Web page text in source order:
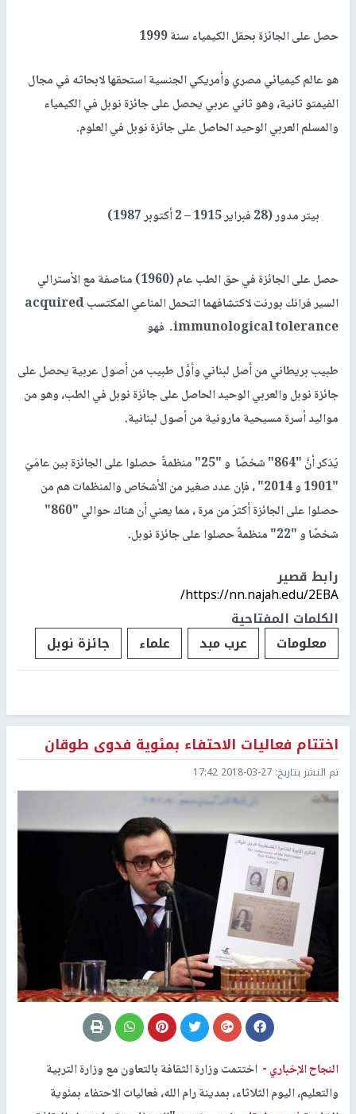
حصل على الجائزة بحقل الكيمياء سنة 1999
هو عالم كيميائي مصري وأمريكي الجنسية استحقها لابحاثه في مجال
الفيمتو ثانية، وهو ثاني عربي يحصل على جائزة نوبل في الكيمياء
والمسلم العربي الوحيد الحاصل على جائزة نوبل في العلوم.
بيتر مدور (28 فبراير 1915 – 2 أكتوبر 1987)
حصل على الجائزة في حق الطب عام (1960) مناصفة مع الأسترالي
السير فرانك بورنت لاكتشافهما التحمل المناعي المكتسبacquired
immunological tolerance. فهو
طبيب بريطاني من أصل لبناني وأوَّل طبيب من أصول عربية يحصل على
جائزة نوبل والعربي الوحيد الحاصل على جائزة نوبل في الطب، وهو من
مواليد أسرة مسيحية مارونية من أصول لبنانية.
يُذكر أنَّ
"864" شخصًا و "25" منظمةً حصلوا على الجائزة بين عامَيْ
"1901 و 2014" ، فإن عدد صغير من الأشخاص والمنظمات هم من
حصلوا على الجائزة أكثرَ من مرة ، مما يعني أن هناك حوالي "860"
شخصًا و "22" منظمةً حصلوا على جائزة نوبل.
رابط قصير
https://nn.najah.edu/2EBA/
الكلمات المفتاحية
معلومات
عرب مبد علماء جائزة نوبل
اختتام فعاليات الاحتفاء بمئوية فدوى طوقان
تم النشر بتاريخ: 2018-03-27 17:42
النجاح الإخباري - اختتمت وزارة الثقافة بالتعاون مع وزارة التربية
والتعليم، اليوم الثلاثاء، بمدينة رام الله، فعاليات الاحتفاء بمئوية